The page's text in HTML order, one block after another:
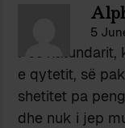
5
Pos
e qytetit, së
shetitet pa
dhe nuk i jep